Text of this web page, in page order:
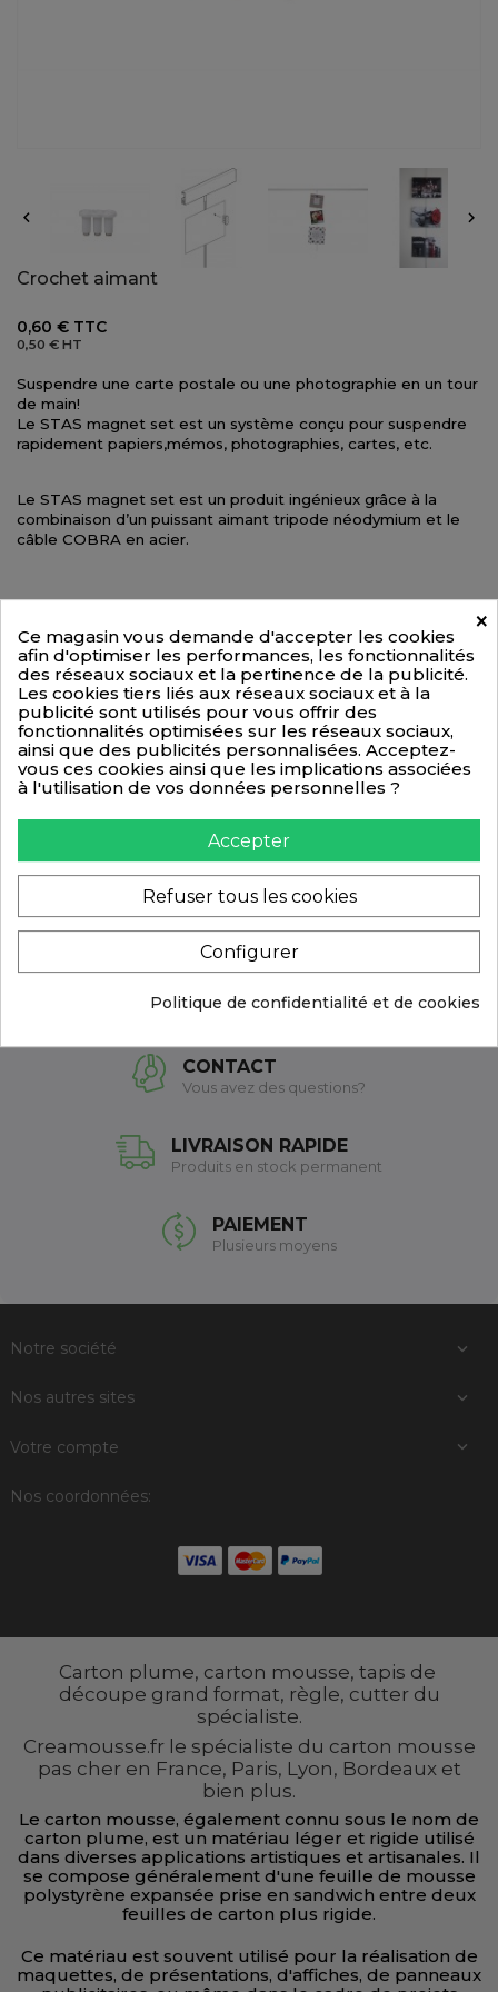
 
Crochet aimant
0,60 € TTC
0,50 € HT
Suspendre une carte postale ou une photographie en un tour
de main!
Le STAS magnet set est un système conçu pour suspendre
rapidement papiers,mémos, photographies, cartes, etc.
Le STAS magnet set est un produit ingénieux grâce à la
combinaison d’un puissant aimant tripode néodymium et le
câble COBRA en acier.
Quantité
 +PANIER
Référence MB10050
Détails du produit
MB10050
CONTACT
Vous avez des questions?
LIVRAISON RAPIDE
Produits en stock permanent
PAIEMENT
Plusieurs moyens
Notre société 
Nos autres sites 
Votre compte 
Nos coordonnées:
Carton plume, carton mousse, tapis de
découpe grand format, règle, cutter du
spécialiste.
Creamousse.fr le spécialiste du carton mousse
pas cher en France, Paris, Lyon, Bordeaux et
bien plus.
Le carton mousse, également connu sous le nom de
carton plume, est un matériau léger et rigide utilisé
dans diverses applications artistiques et artisanales. Il
se compose généralement d'une feuille de mousse
polystyrène expansée prise en sandwich entre deux
feuilles de carton plus rigide.
Ce matériau est souvent utilisé pour la réalisation de
maquettes, de présentations, d'affiches, de panneaux
×
Ce magasin vous demande d'accepter les cookies
afin d'optimiser les performances, les fonctionnalités
des réseaux sociaux et la pertinence de la publicité.
Les cookies tiers liés aux réseaux sociaux et à la
publicité sont utilisés pour vous offrir des
fonctionnalités optimisées sur les réseaux sociaux,
ainsi que des publicités personnalisées. Acceptez-
vous ces cookies ainsi que les implications associées
à l'utilisation de vos données personnelles ?
Accepter
Refuser tous les cookies
Configurer
Politique de confidentialité et de cookies